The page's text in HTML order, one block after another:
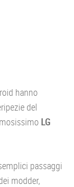
hanno
del
LG
passaggi
modder,